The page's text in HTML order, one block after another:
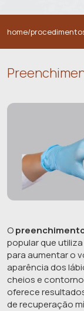
home/
O
popular que
para aumentar o
aparência dos
cheios e
oferece
de recuperação